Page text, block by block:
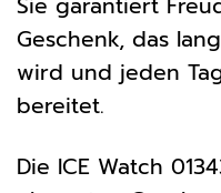
Geschenk, das
wird und jeden
bereitet.
Die ICE Watch